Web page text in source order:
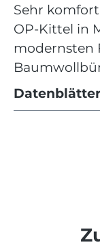
Sehr
OP-Kittel in
modernsten
Datenblätter